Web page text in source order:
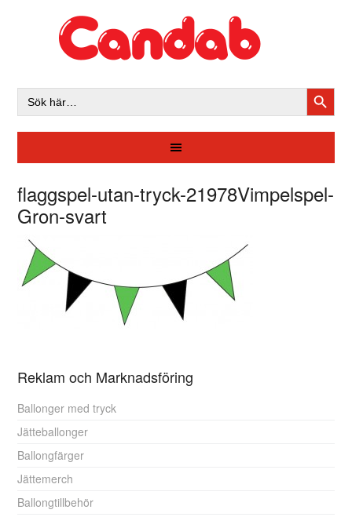
Sök
efter:
flaggspel-utan-tryck-21978Vimpelspel-
Gron-svart
Reklam och Marknadsföring
Ballonger med tryck
Jätteballonger
Ballongfärger
Jättemerch
Ballongtillbehör